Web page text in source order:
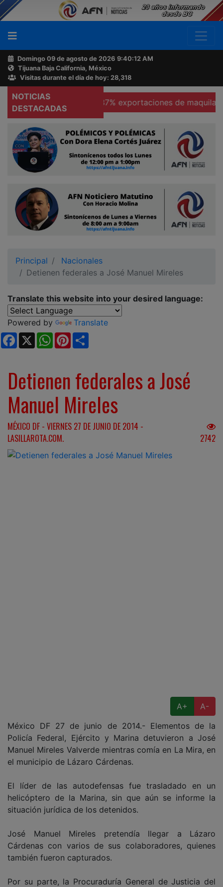
Domingo 09 de agosto de 2026 9:40:13 AM
Tijuana Baja California, México
Visitas durante el día de hoy: 28,318
NOTICIAS
DESTACADAS
Se hunden 37% exportaciones de maquiladoras en
Principal
Nacionales
Detienen federales a José Manuel Mireles
Translate this website into your desired language:
Powered by
Translate
Facebook
X WhatsApp
Pinterest
Detienen federales a José
Manuel Mireles
MÉXICO DF - VIERNES 27 DE JUNIO DE 2014 -
LASILLAROTA.COM.
2742
A+
A-
México DF 27 de junio de 2014.- Elementos de la
Policía Federal, Ejército y Marina detuvieron a José
Manuel Mireles Valverde mientras comía en La Mira, en
el municipio de Lázaro Cárdenas.
El líder de las autodefensas fue trasladado en un
helicóptero de la Marina, sin que aún se informe la
situación jurídica de los detenidos.
José Manuel Mireles pretendía llegar a Lázaro
Cárdenas con varios de sus colaboradores, quienes
también fueron capturados.
Por su parte, la Procuraduría General de Justicia del
Buscador
Acerca
de
AFN
Ventas
Contacto
Reportero
Ciudadano